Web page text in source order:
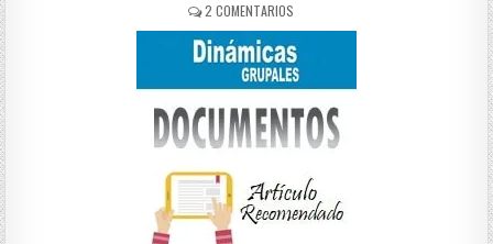
2 COMENTARIOS
QUÉ
ES
LA
ERGOTERAPIA